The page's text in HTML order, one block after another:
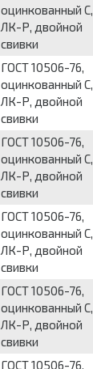
оцинкованный С,
ЛК-Р, двойной
свивки
ГОСТ 10506-76,
оцинкованный С,
ЛК-Р, двойной
свивки
ГОСТ 10506-76,
оцинкованный С,
ЛК-Р, двойной
свивки
ГОСТ 10506-76,
оцинкованный С,
ЛК-Р, двойной
свивки
ГОСТ 10506-76,
оцинкованный С,
ЛК-Р, двойной
свивки
ГОСТ 10506-76,